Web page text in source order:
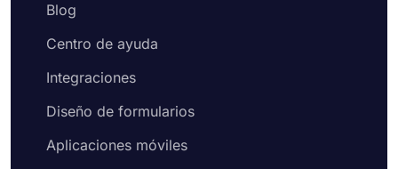
Blog
Centro de ayuda
Integraciones
Diseño de formularios
Aplicaciones móviles